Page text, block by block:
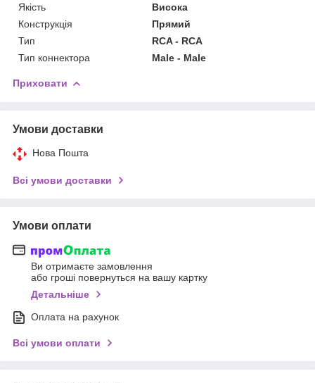
Якість
Висока
Конструкція
Прямий
Тип
RCA - RCA
Тип коннектора
Male - Male
Приховати
Умови доставки
Нова Пошта
Всі умови доставки
Умови оплати
Ви отримаєте замовлення
або гроші повернуться на вашу картку
Детальніше
Оплата на рахунок
Всі умови оплати